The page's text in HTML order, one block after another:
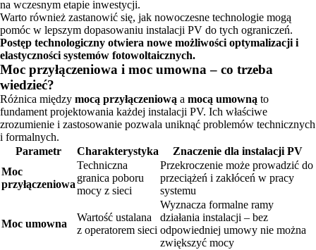
na wczesnym etapie inwestycji.
Warto również zastanowić się, jak nowoczesne technologie mogą
pomóc w lepszym dopasowaniu instalacji PV do tych ograniczeń.
Postęp technologiczny otwiera nowe możliwości optymalizacji i
elastyczności systemów fotowoltaicznych.
Moc przyłączeniowa i moc umowna – co trzeba
wiedzieć?
Różnica między mocą przyłączeniową a mocą umowną to
fundament projektowania każdej instalacji PV. Ich właściwe
zrozumienie i zastosowanie pozwala uniknąć problemów technicznych
i formalnych.
Parametr
Charakterystyka
Znaczenie dla instalacji PV
Moc
przyłączeniowa
Techniczna
granica poboru
mocy z sieci
Przekroczenie może prowadzić do
przeciążeń i zakłóceń w pracy
systemu
Moc umowna
Wartość ustalana
z operatorem sieci
Wyznacza formalne ramy
działania instalacji – bez
odpowiedniej umowy nie można
zwiększyć mocy